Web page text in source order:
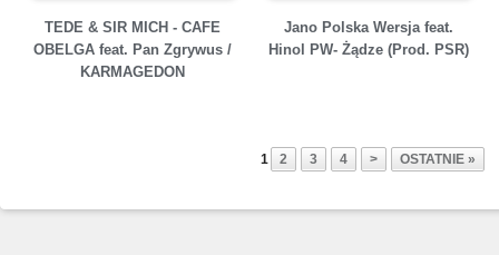
TEDE & SIR MICH - CAFE
OBELGA feat. Pan Zgrywus /
KARMAGEDON
Jano Polska Wersja feat.
Hinol PW- Żądze (Prod. PSR)
1 2 3 4 > OSTATNIE »